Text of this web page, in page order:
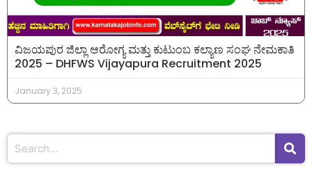
ವಿಜಯಪುರ ಜಿಲ್ಲಾ ಆರೋಗ್ಯ ಮತ್ತು ಕುಟುಂಬ ಕಲ್ಯಾಣ ಸಂಘ ನೇಮಕಾತಿ
2025 – DHFWS Vijayapura Recruitment 2025
January 3, 2025